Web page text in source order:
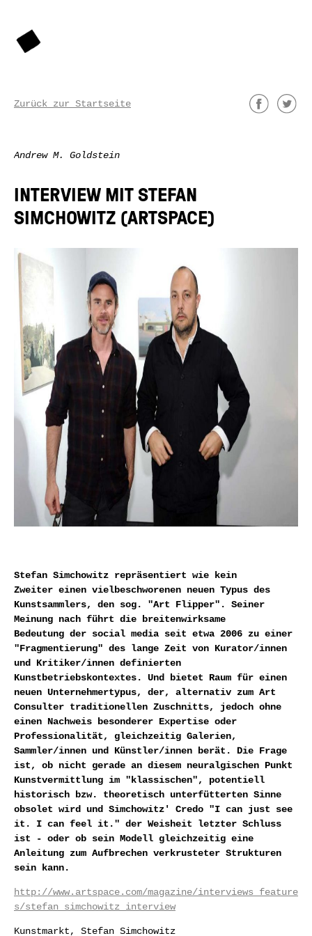
Zurück zur Startseite
Andrew M. Goldstein
INTERVIEW MIT STEFAN
SIMCHOWITZ (ARTSPACE)
Stefan Simchowitz repräsentiert wie kein
Zweiter einen vielbeschworenen neuen Typus des
Kunstsammlers, den sog. "Art Flipper". Seiner
Meinung nach führt die breitenwirksame
Bedeutung der social media seit etwa 2006 zu einer
"Fragmentierung" des lange Zeit von Kurator/innen
und Kritiker/innen definierten
Kunstbetriebskontextes. Und bietet Raum für einen
neuen Unternehmertypus, der, alternativ zum Art
Consulter traditionellen Zuschnitts, jedoch ohne
einen Nachweis besonderer Expertise oder
Professionalität, gleichzeitig Galerien,
Sammler/innen und Künstler/innen berät. Die Frage
ist, ob nicht gerade an diesem neuralgischen Punkt
Kunstvermittlung im "klassischen", potentiell
historisch bzw. theoretisch unterfütterten Sinne
obsolet wird und Simchowitz' Credo "I can just see
it. I can feel it." der Weisheit letzter Schluss
ist - oder ob sein Modell gleichzeitig eine
Anleitung zum Aufbrechen verkrusteter Strukturen
sein kann.
http://www.artspace.com/magazine/interviews_feature
s/stefan_simchowitz_interview
Kunstmarkt, Stefan Simchowitz